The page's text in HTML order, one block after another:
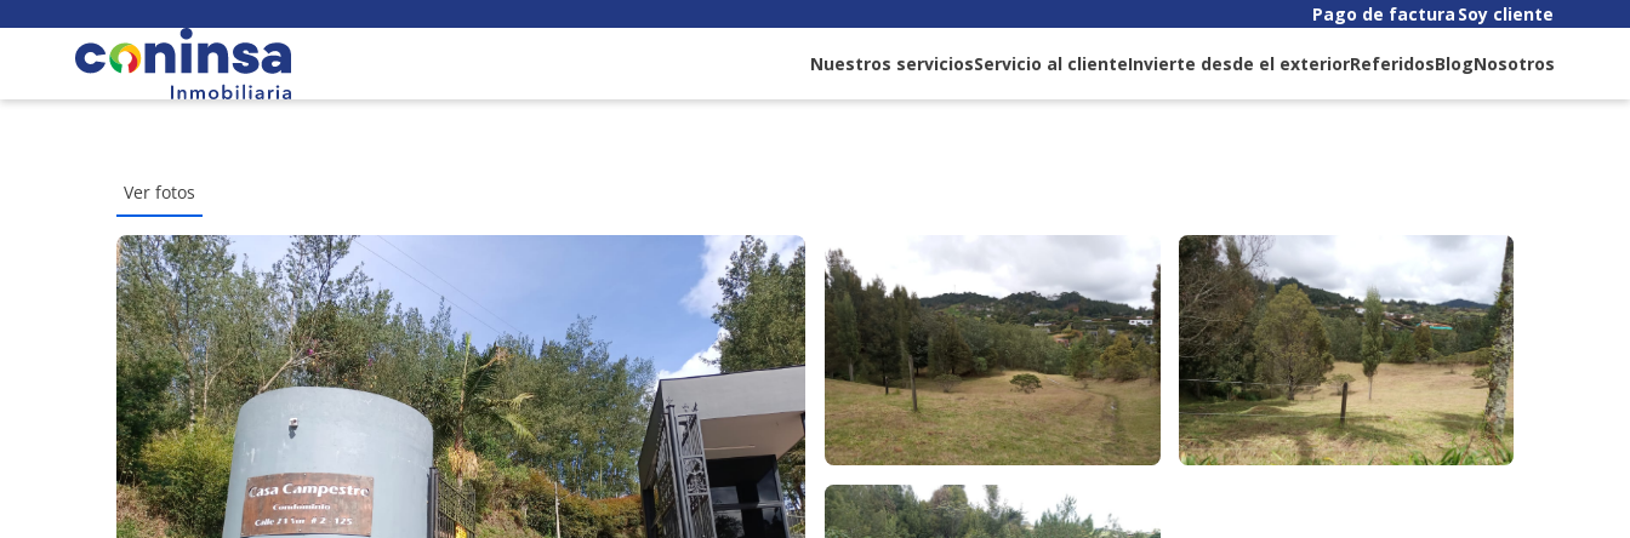
Pago de factura Soy cliente
Nuestros serviciosServicio al clienteInvierte desde el exteriorReferidosBlogNosotros
Ver fotos